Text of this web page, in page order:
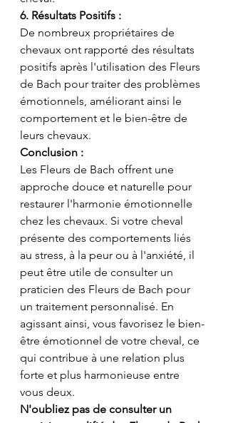
6. Résultats Positifs :
De nombreux propriétaires de
chevaux ont rapporté des résultats
positifs après l'utilisation des Fleurs
de Bach pour traiter des problèmes
émotionnels, améliorant ainsi le
comportement et le bien-être de
leurs chevaux.
Conclusion :
Les Fleurs de Bach offrent une
approche douce et naturelle pour
restaurer l'harmonie émotionnelle
chez les chevaux. Si votre cheval
présente des comportements liés
au stress, à la peur ou à l'anxiété, il
peut être utile de consulter un
praticien des Fleurs de Bach pour
un traitement personnalisé. En
agissant ainsi, vous favorisez le bien-
être émotionnel de votre cheval, ce
qui contribue à une relation plus
forte et plus harmonieuse entre
vous deux.
N'oubliez pas de consulter un